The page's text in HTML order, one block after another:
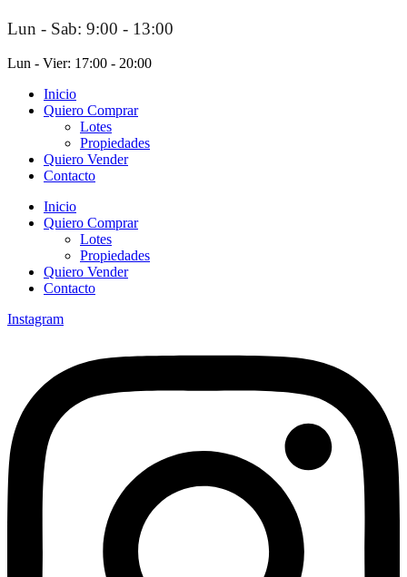
Lun - Sab: 9:00 - 13:00
Lun - Vier: 17:00 - 20:00
Inicio
Quiero Comprar
Lotes
Propiedades
Quiero Vender
Contacto
Inicio
Quiero Comprar
Lotes
Propiedades
Quiero Vender
Contacto
Instagram